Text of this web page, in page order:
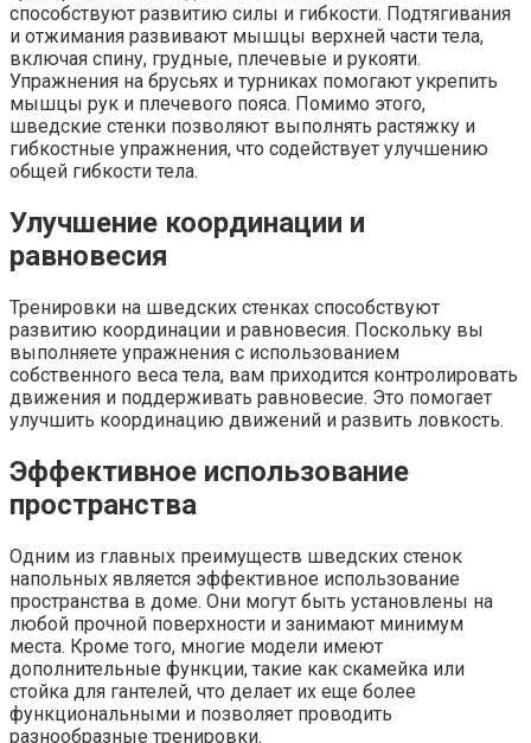
способствуют развитию силы и гибкости. Подтягивания
и отжимания развивают мышцы верхней части тела,
включая спину, грудные, плечевые и рукояти.
Упражнения на брусьях и турниках помогают укрепить
мышцы рук и плечевого пояса. Помимо этого,
шведские стенки позволяют выполнять растяжку и
гибкостные упражнения, что содействует улучшению
общей гибкости тела.
Улучшение координации и
равновесия
Тренировки на шведских стенках способствуют
развитию координации и равновесия. Поскольку вы
выполняете упражнения с использованием
собственного веса тела, вам приходится контролировать
движения и поддерживать равновесие. Это помогает
улучшить координацию движений и развить ловкость.
Эффективное использование
пространства
Одним из главных преимуществ шведских стенок
напольных является эффективное использование
пространства в доме. Они могут быть установлены на
любой прочной поверхности и занимают минимум
места. Кроме того, многие модели имеют
дополнительные функции, такие как скамейка или
стойка для гантелей, что делает их еще более
функциональными и позволяет проводить
разнообразные тренировки.